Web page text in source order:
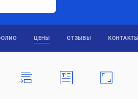
ЦЕНЫ ОТЗЫВЫ